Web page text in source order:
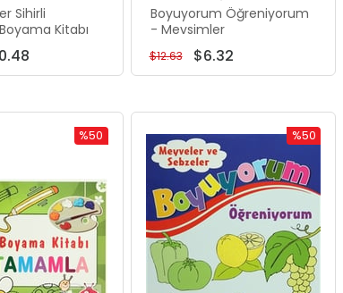
Sihirli
Kitabı
Boyuyorum Öğreniyorum
- Mevsimler
$6.32
$12.63
%50
%50
%50İndirim